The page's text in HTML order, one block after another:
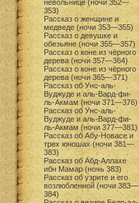
невольнице (ночи 352—
353)
Рассказ о женщине и
медведе (ночи 353—355)
Рассказ о девушке и
обезьяне (ночи 355—357)
Рассказ о коне из чёрного
дерева (ночи 357—364)
Рассказ о коне из чёрного
дерева (ночи 365—371)
Рассказ об Унс-аль-
Вуджуде и аль-Вард-фи-
ль-Акмам (ночи 371—376)
Рассказ об Унс-аль-
Вуджуде и аль-Вард-фи-
ль-Акмам (ночи 377—381)
Рассказ об Абу-Новасе и
трех юношах (ночи 381—
383)
Рассказ об Абд-Аллахе
ибн Мамар (ночь 383)
Рассказ об узрите и его
возлюбленной (ночи 383—
384)